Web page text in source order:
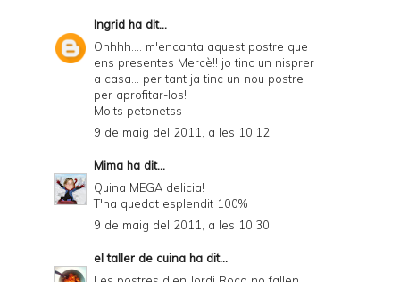
Ingrid ha dit...
Ohhhh.... m'encanta aquest postre que
ens presentes Mercè!! jo tinc un nisprer
a casa... per tant ja tinc un nou postre
per aprofitar-los!
Molts petonetss
9 de maig del 2011, a les 10:12
Mima ha dit...
Quina MEGA delicia!
T'ha quedat esplendit 100%
9 de maig del 2011, a les 10:30
el taller de cuina ha dit...